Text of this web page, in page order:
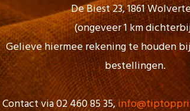
De Biest 23, 1861
(ongeveer 1 km
Gelieve hiermee rekening te houden
bestellingen.
Contact via 02 460 85 35,